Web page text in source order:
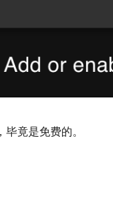
竟是免费的。